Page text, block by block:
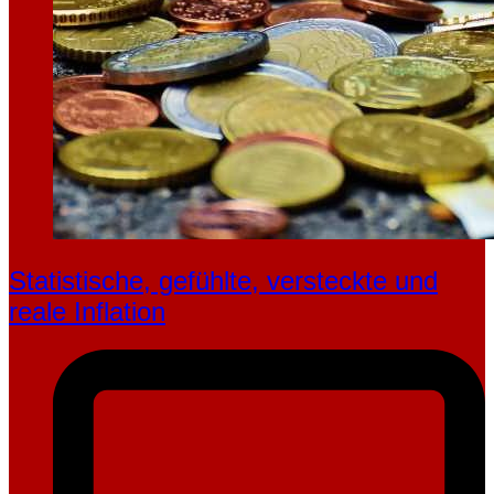
Statistische, gefühlte, ver­steckte und
reale Inflation